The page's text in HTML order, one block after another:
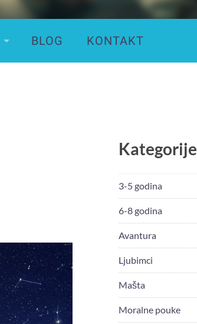
BLOG KONTAKT
Kategorije
3-5 godina
6-8 godina
Avantura
Ljubimci
Mašta
Moralne pouke